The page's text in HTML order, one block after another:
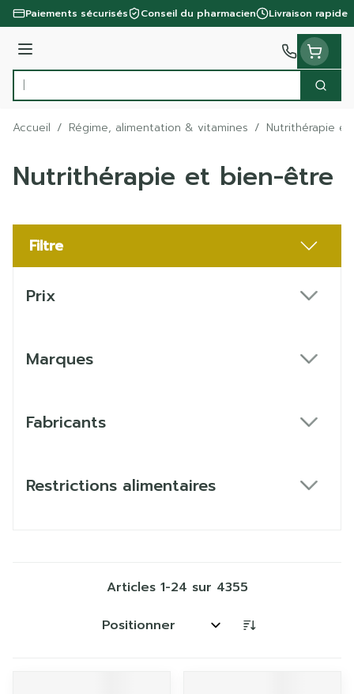
Aller au contenu
Paiements sécurisés Conseil du pharmacien Livraison rapide
Menu
Rechercher
Accueil / Régime, alimentation & vitamines / Nutrithérapie
Nutrithérapie et bien-être
Filtre
Prix
Marques
Fabricants
Restrictions alimentaires
Articles 1-24 sur 4355
Trier par: